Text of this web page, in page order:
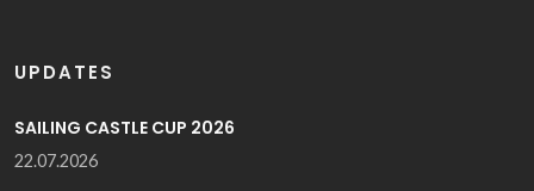
UPDATES
SAILING CASTLE CUP 2026
22.07.2026